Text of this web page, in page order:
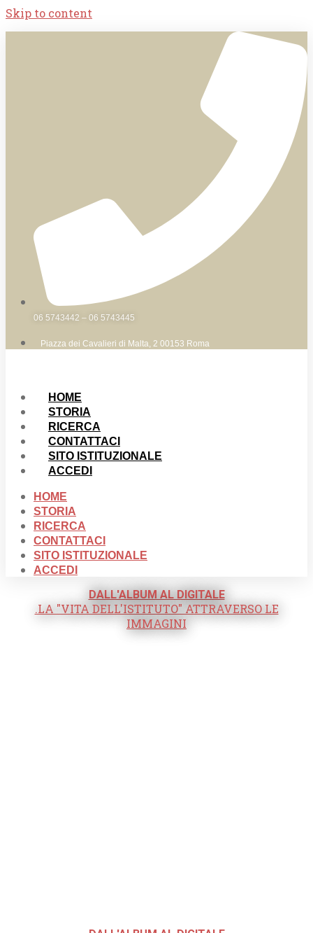
Skip to content
06 5743442 – 06 5743445
Piazza dei Cavalieri di Malta, 2 00153 Roma
HOME
STORIA
RICERCA
CONTATTACI
SITO ISTITUZIONALE
ACCEDI
HOME
STORIA
RICERCA
CONTATTACI
SITO ISTITUZIONALE
ACCEDI
DALL'ALBUM AL DIGITALE
.LA "VITA DELL'ISTITUTO" ATTRAVERSO LE
IMMAGINI